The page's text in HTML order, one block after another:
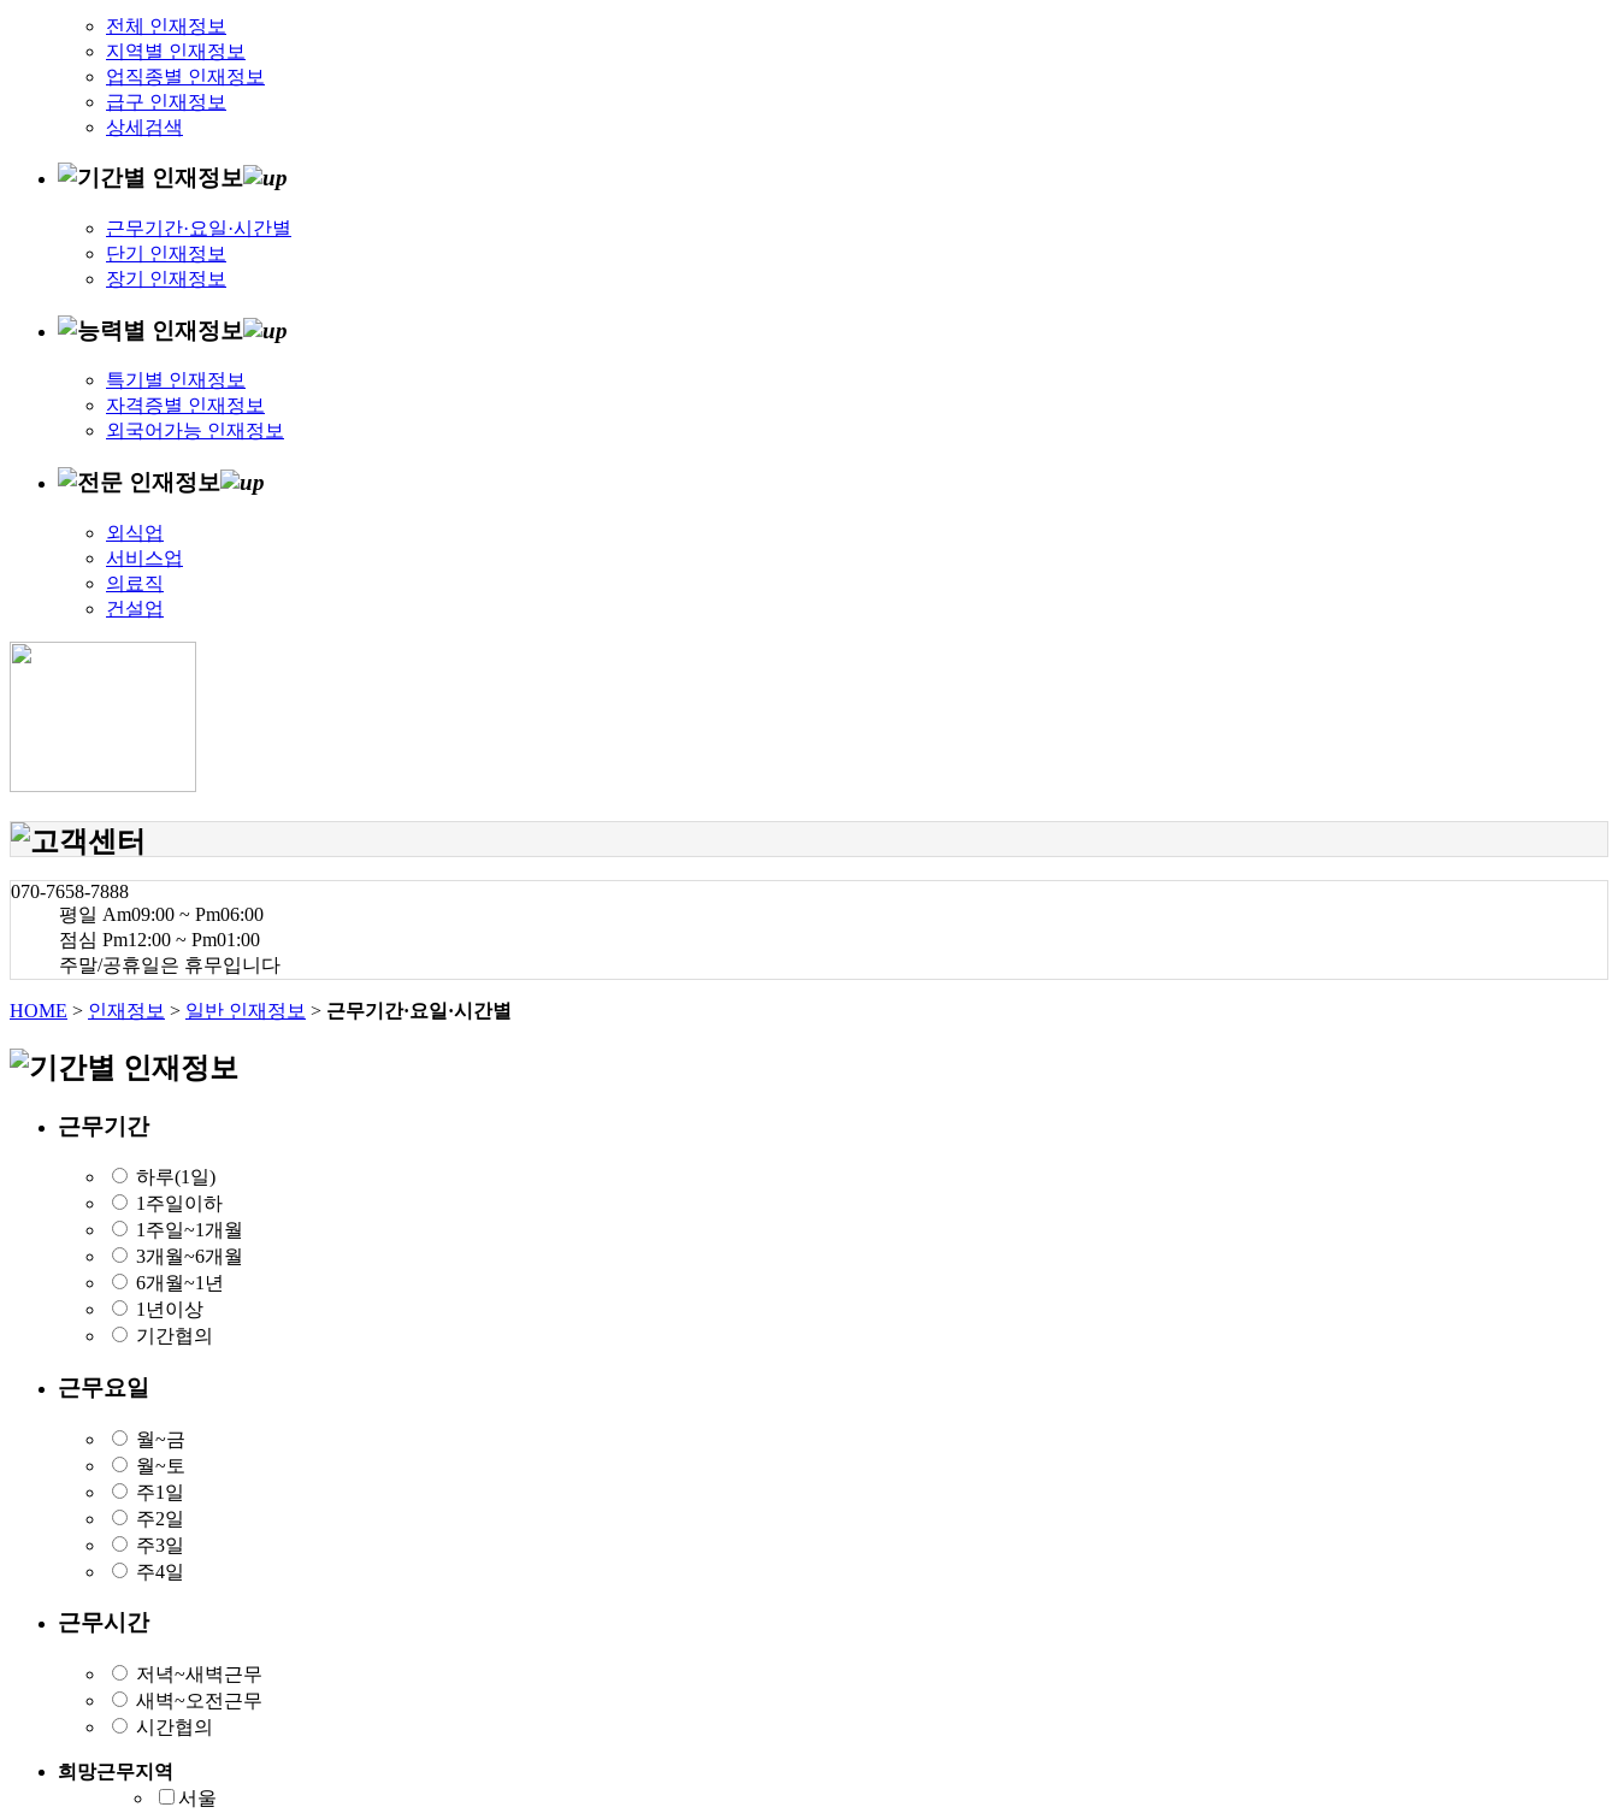
전체 인재정보
지역별 인재정보
업직종별 인재정보
급구 인재정보
상세검색
근무기간·요일·시간별
단기 인재정보
장기 인재정보
특기별 인재정보
자격증별 인재정보
외국어가능 인재정보
외식업
서비스업
의료직
건설업
070-7658-7888
평일 Am09:00 ~ Pm06:00
점심 Pm12:00 ~ Pm01:00
주말/공휴일은 휴무입니다
HOME > 인재정보 > 일반 인재정보 > 근무기간·요일·시간별
근무기간
하루(1일)
1주일이하
1주일~1개월
3개월~6개월
6개월~1년
1년이상
기간협의
근무요일
월~금
월~토
주1일
주2일
주3일
주4일
근무시간
저녁~새벽근무
새벽~오전근무
시간협의
희망근무지역
서울